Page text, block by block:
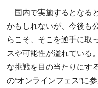
国内で実施するとなる
かもしれないが、今後も
らこそ、そこを逆手に取
スや可能性が溢れている
な挑戦を目の当たりにす
の“オンラインフェス”に